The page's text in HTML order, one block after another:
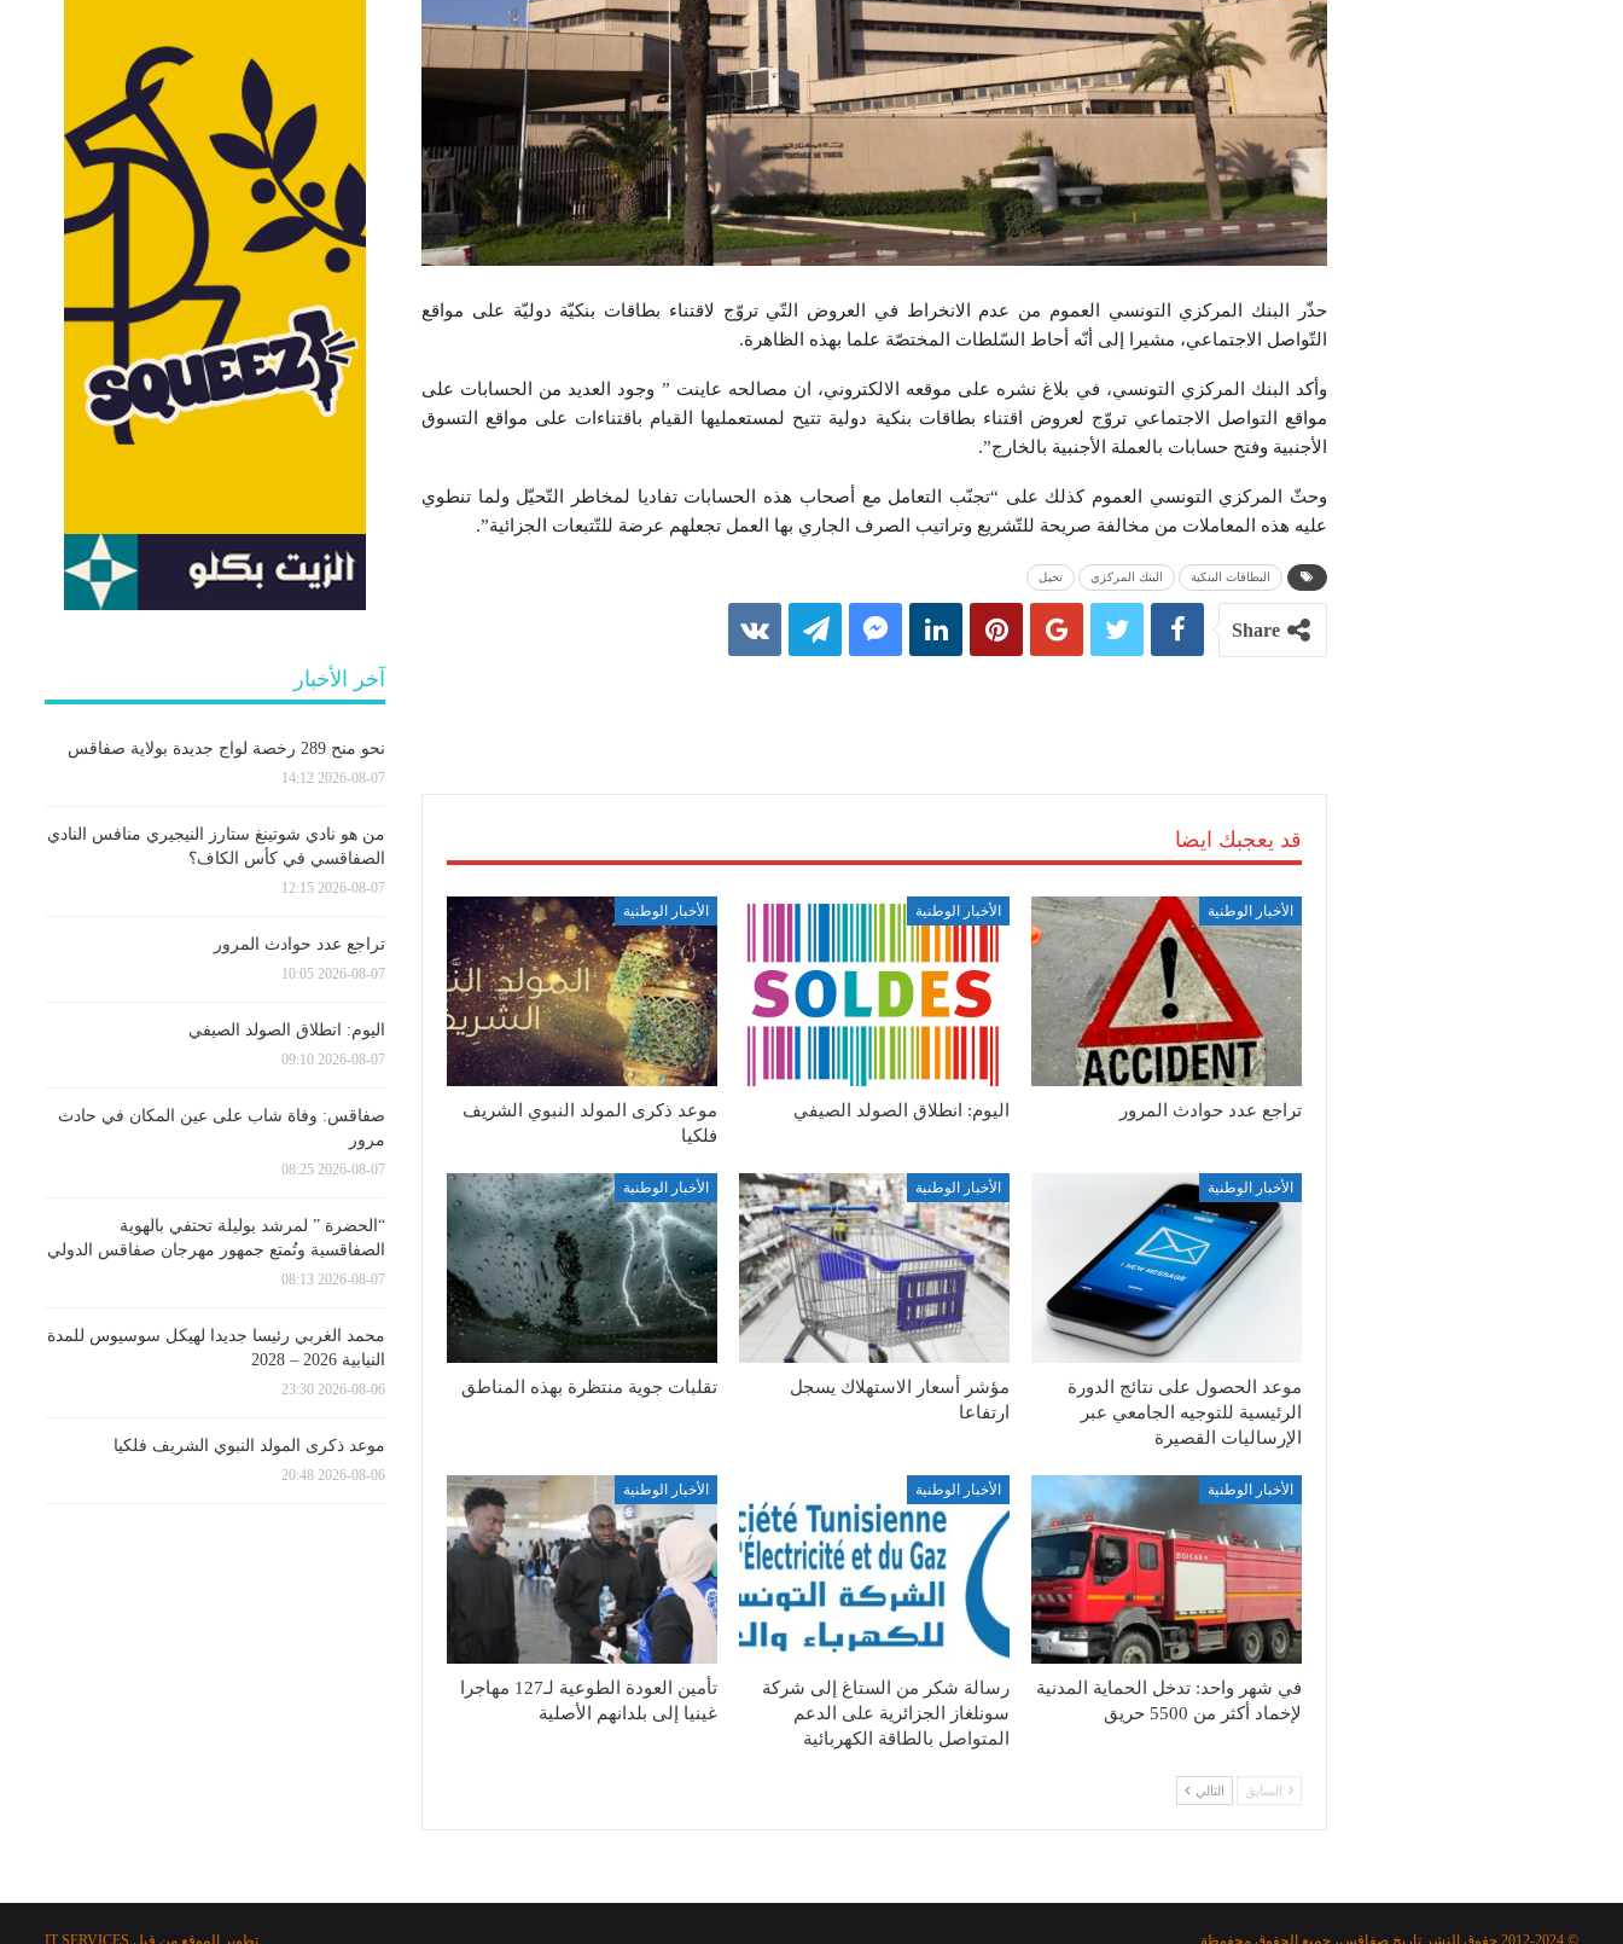
حذّر البنك المركزي التونسي العموم من عدم الانخراط في العروض التّي تروّج لاقتناء بطاقات بنكيّة دوليّة على مواقع
التّواصل الاجتماعي، مشيرا إلى أنّه أحاط السّلطات المختصّة علما بهذه الظاهرة.
وأكد البنك المركزي التونسي، في بلاغ نشره على موقعه الالكتروني، ان مصالحه عاينت ” وجود العديد من الحسابات على
مواقع التواصل الاجتماعي تروّج لعروض اقتناء بطاقات بنكية دولية تتيح لمستعمليها القيام باقتناءات على مواقع التسوق
الأجنبية وفتح حسابات بالعملة الأجنبية بالخارج”.
وحثّ المركزي التونسي العموم كذلك على “تجنّب التعامل مع أصحاب هذه الحسابات تفاديا لمخاطر التّحيّل ولما تنطوي
عليه هذه المعاملات من مخالفة صريحة للتّشريع وتراتيب الصرف الجاري بها العمل تجعلهم عرضة للتّتبعات الجزائية”.
البطاقات البنكية البنك المركزي تحيل
Share
قد يعجبك ايضا
الأخبار الوطنية
تراجع عدد حوادث المرور
الأخبار الوطنية
اليوم: انطلاق الصولد الصيفي
الأخبار الوطنية
موعد ذكرى المولد النبوي الشريف
فلكيا
الأخبار الوطنية
موعد الحصول على نتائج الدورة
الرئيسية للتوجيه الجامعي عبر
الإرساليات القصيرة
الأخبار الوطنية
مؤشر أسعار الاستهلاك يسجل
ارتفاعا
الأخبار الوطنية
تقلبات جوية منتظرة بهذه المناطق
الأخبار الوطنية
في شهر واحد: تدخل الحماية المدنية
لإخماد أكثر من 5500 حريق
الأخبار الوطنية
رسالة شكر من الستاغ إلى شركة
سونلغاز الجزائرية على الدعم
المتواصل بالطاقة الكهربائية
الأخبار الوطنية
تأمين العودة الطوعية لـ127 مهاجرا
غينيا إلى بلدانهم الأصلية
السابق التالي
آخر الأخبار
نحو منح 289 رخصة لواج جديدة بولاية صفاقس
2026-08-07 14:12
من هو نادي شوتينغ ستارز النيجيري منافس النادي
الصفاقسي في كأس الكاف؟
2026-08-07 12:15
تراجع عدد حوادث المرور
2026-08-07 10:05
اليوم: انطلاق الصولد الصيفي
2026-08-07 09:10
صفاقس: وفاة شاب على عين المكان في حادث
مرور
2026-08-07 08:25
“الحضرة ” لمرشد بوليلة تحتفي بالهوية
الصفاقسية وتُمتع جمهور مهرجان صفاقس الدولي
2026-08-07 08:13
محمد الغربي رئيسا جديدا لهيكل سوسيوس للمدة
النيابية 2026 – 2028
2026-08-06 23:30
موعد ذكرى المولد النبوي الشريف فلكيا
2026-08-06 20:48